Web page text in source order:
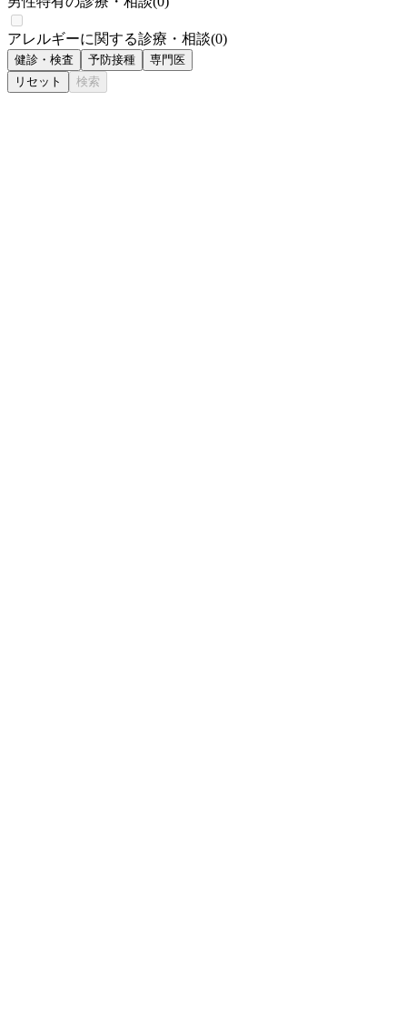
アレルギーに関する診療・相談(0)
健診・検査 予防接種
専門医
リセット
検索